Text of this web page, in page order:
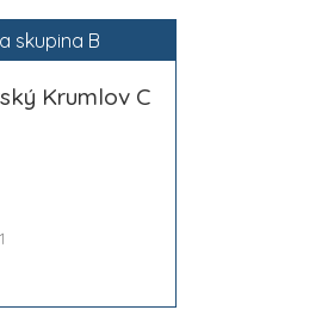
skupina B
Krumlov C